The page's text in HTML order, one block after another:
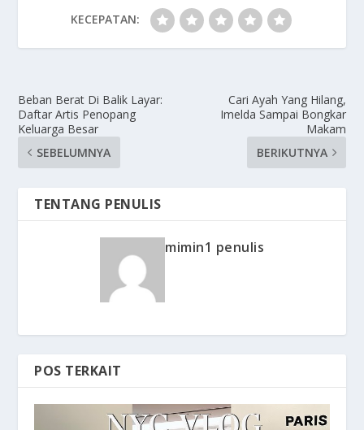
KECEPATAN:
Beban Berat Di Balik Layar:
Daftar Artis Penopang
Keluarga Besar
SEBELUMNYA
Cari Ayah Yang Hilang,
Imelda Sampai Bongkar
Makam
BERIKUTNYA
TENTANG PENULIS
mimin1 penulis
POS TERKAIT